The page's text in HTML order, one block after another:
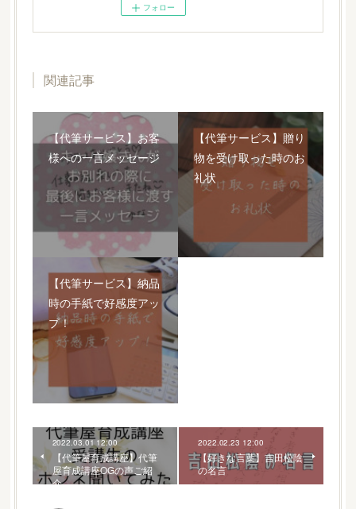
フォロー
関連記事
【代筆サービス】お客
様への一言メッセージ
【代筆サービス】贈り
物を受け取った時のお
礼状
【代筆サービス】納品
時の手紙で好感度アッ
プ！
2022.03.01 12:00
【代筆屋育成講座】代筆
屋育成講座OGの声ご紹
介
2022.02.23 12:00
【好きな言葉】吉田松陰
の名言